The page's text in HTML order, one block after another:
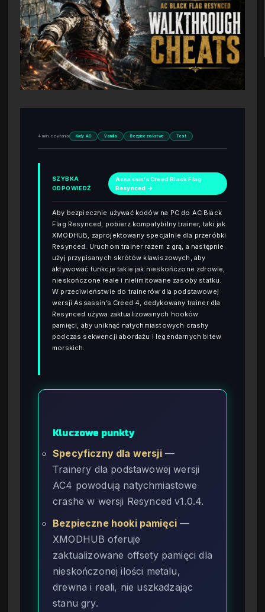
4 min. czytania Kody AC Vanilla Bezpieczeństwo Test
SZYBKA
ODPOWIEDŹ
Assassin’s Creed Black Flag
Resynced →
Aby bezpiecznie używać kodów na PC do AC Black
Flag Resynced, pobierz kompatybilny trainer, taki jak
XMODHUB, zaprojektowany specjalnie dla przeróbki
Resynced. Uruchom trainer razem z grą, a następnie
użyj przypisanych skrótów klawiszowych, aby
aktywować funkcje takie jak nieskończone zdrowie,
nieskończone reale i nielimitowane zasoby statku.
W przeciwieństwie do trainerów dla podstawowej
wersji Assassin’s Creed 4, dedykowany trainer dla
Resynced używa zaktualizowanych hooków
pamięci, aby uniknąć natychmiastowych crashy
podczas sekwencji abordażu i legendarnych bitew
morskich.
Kluczowe punkty
Specyficzny dla wersji—
Trainery dla podstawowej wersji
AC4 powodują natychmiastowe
crashe w wersji Resynced v1.0.4.
Bezpieczne hooki pamięci —
XMODHUB oferuje
zaktualizowane offsety pamięci dla
nieskończonej ilości metalu,
drewna i reali, nie uszkadzając
stanu gry.